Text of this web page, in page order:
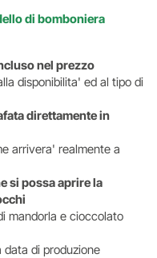
di bomboniera
nel prezzo
disponibilita' ed al tipo di
direttamente in
arrivera' realmente a
si possa aprire la
mandorla e cioccolato
di produzione